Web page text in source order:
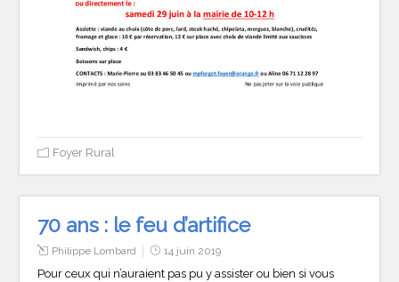
Foyer Rural
70 ans : le feu d’artifice
Philippe Lombard 14 juin 2019
Pour ceux qui n’auraient pas pu y assister ou bien si vous